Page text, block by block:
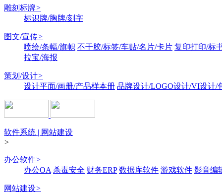
雕刻标牌>
标识牌/胸牌/刻字
图文/宣传>
喷绘/条幅/旗帜 不干胶/标签/车贴/名片/卡片 复印打印/标
拉宝/海报
策划/设计>
设计平面/画册/产品样本册 品牌设计/LOGO设计/VI设计/
软件系统 | 网站建设
>
办公软件>
办公OA 杀毒安全 财务ERP 数据库软件 游戏软件 影音编
网站建设>